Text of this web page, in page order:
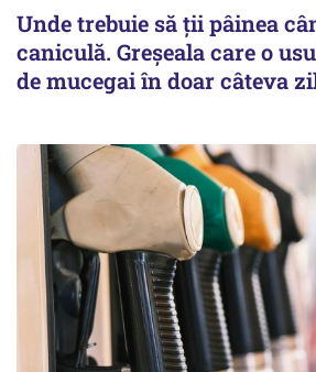
Unde trebuie să ții pâinea
caniculă. Greșeala care o
de mucegai în doar câteva